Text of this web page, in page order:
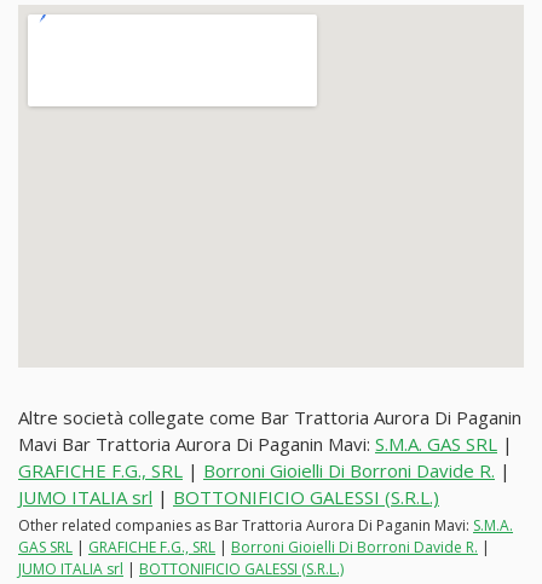
Altre società collegate come Bar Trattoria Aurora Di Paganin
Mavi Bar Trattoria Aurora Di Paganin Mavi: S.M.A. GAS SRL |
GRAFICHE F.G., SRL | Borroni Gioielli Di Borroni Davide R. |
JUMO ITALIA srl | BOTTONIFICIO GALESSI (S.R.L.)
Other related companies as Bar Trattoria Aurora Di Paganin Mavi: S.M.A.
GAS SRL | GRAFICHE F.G., SRL | Borroni Gioielli Di Borroni Davide R. |
JUMO ITALIA srl | BOTTONIFICIO GALESSI (S.R.L.)